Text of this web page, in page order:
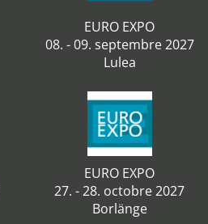
EURO EXPO
08. - 09. septembre 2027
Lulea
EURO EXPO
27. - 28. octobre 2027
Borlänge